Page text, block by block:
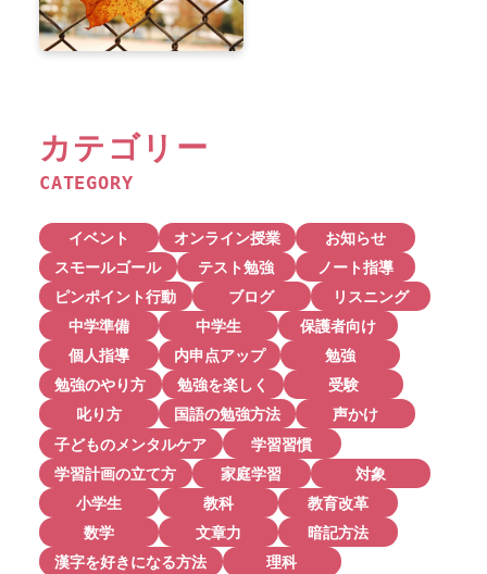
カテゴリー
CATEGORY
イベント オンライン授業
お知らせ
スモールゴール
テスト勉強
ノート指導
ピンポイント行動
ブログ
リスニング
中学準備
中学生
保護者向け
個人指導
内申点アップ
勉強
勉強のやり方
勉強を楽しく
受験
叱り方
国語の勉強方法
声かけ
子どものメンタルケア
学習習慣
学習計画の立て方
家庭学習
対象
小学生
教科
教育改革
数学
文章力
暗記方法
漢字を好きになる方法
理科